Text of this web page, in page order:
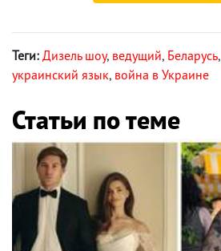
Теги: Дизель шоу, ведущий, Беларусь,
украинский язык, война в Украине
Статьи по теме